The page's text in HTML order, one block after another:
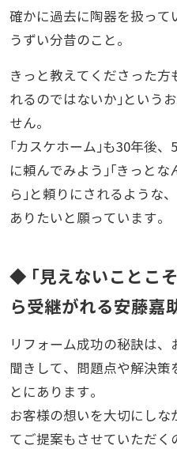
確かに過去に陶器を扱って
うずい分昔のこと。
きっと教えてくださった方
れるのではないか｣という
せん。
｢カスケホーム｣も30年後
に頼んでみよう｣｢きっと
ら｣と頼りにされるような
ありたいと願っています。
◆ ｢見えないことこ
ら受継がれる安藤嘉
リフォーム成功の秘訣は
聞きして、問題点や解決策
とにあります。
お客様の想いを大切にし
てご提案もさせていただく